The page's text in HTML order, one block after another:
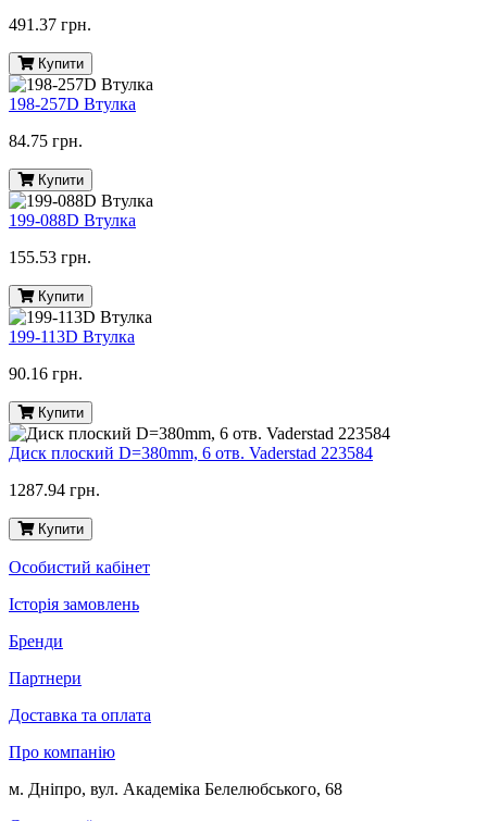
491.37 грн.
Купити
198-257D Втулка
84.75 грн.
Купити
199-088D Втулка
155.53 грн.
Купити
199-113D Втулка
90.16 грн.
Купити
Диск плоский D=380mm, 6 отв. Vaderstad 223584
1287.94 грн.
Купити
Особистий кабінет
Історія замовлень
Бренди
Партнери
Доставка та оплата
Про компанію
м. Дніпро, вул. Академіка Белелюбського, 68